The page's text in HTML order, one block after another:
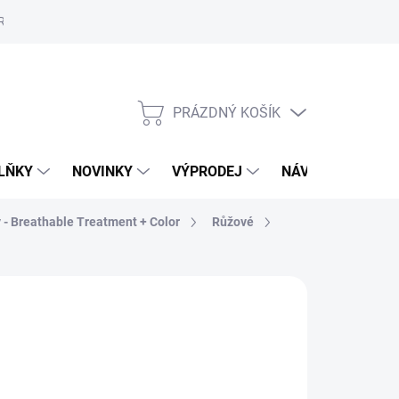
řád
NÁKUPNÍ
PRÁZDNÝ KOŠÍK
NOVINKY VÝPRODEJ NÁVODY
Breathable Treatment + Color
Růžové